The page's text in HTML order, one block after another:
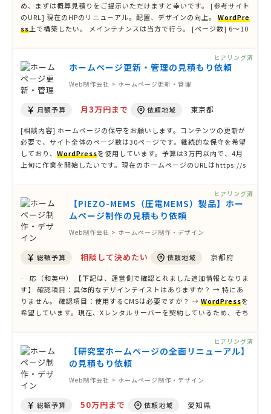
め、まずは概算見積りをご提示いただけますと幸いです。 [参考サイト
のURL] 現在のHPのリニューアル。配置、デザインの向上。WordPre
ss上で構築したい。 メインテナンスは当方で行う。 [ページ数] 6〜10
ホームページ更新・管理の見積もり依頼
Web制作会社 > ホームページ更新・管理
月額予算 月3万円まで 依頼地域 東京都
[相談内容] ホームページの保守をお願いします。コンテンツの更新が
必要で、サイト全体のページ数は30ページです。継続的な保守を希望
しており、WordPressを使用しています。予算は3万円以内で、4月
上旬に作業を開始したいです。現在のホームページのURLはhttps://s
ヒアリング済
【PIEZO-MEMS（圧電MEMS）製品】ホー
ムページ制作の見積もり依頼
Web制作会社 > ホームページ制作・デザイン
総額予算 相談して決めたい 依頼地域 京都府
… 応（和英中） 【下記は、運営側で確認とれました追加情報となりま
す】 確認項目：具体的なデザインテイストはありますか？ → 特にあ
りません。 確認項目：使用するCMSは必要ですか？ →WordPressを
希望しています。現在、Xレンタルサーバーを契約しているため、そち
ヒアリング済
【研究室ホームページの全面リニューアル】
の見積もり依頼
Web制作会社 > ホームページ制作・デザイン
総額予算 50万円まで 依頼地域 愛知県
ヒアリング済